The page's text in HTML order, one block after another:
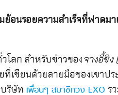
อนรอยความสำเร็จที่ฟาดม
โลก สำหรับข่าวของจางอี้ชิง
เขียนด้วยลายมือของเขาป
ริษัท เพื่อนๆ สมาชิกวง EXO ร